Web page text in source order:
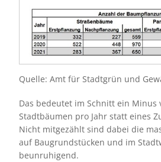
Quelle: Amt für Stadtgrün und
Das bedeutet im Schnitt ein Minus
Stadtbäumen pro Jahr statt eines
Nicht mitgezählt sind dabei die
auf Baugrundstücken und im
beunruhigend.